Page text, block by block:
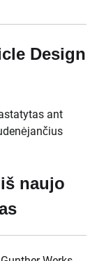
Design
iš naujo